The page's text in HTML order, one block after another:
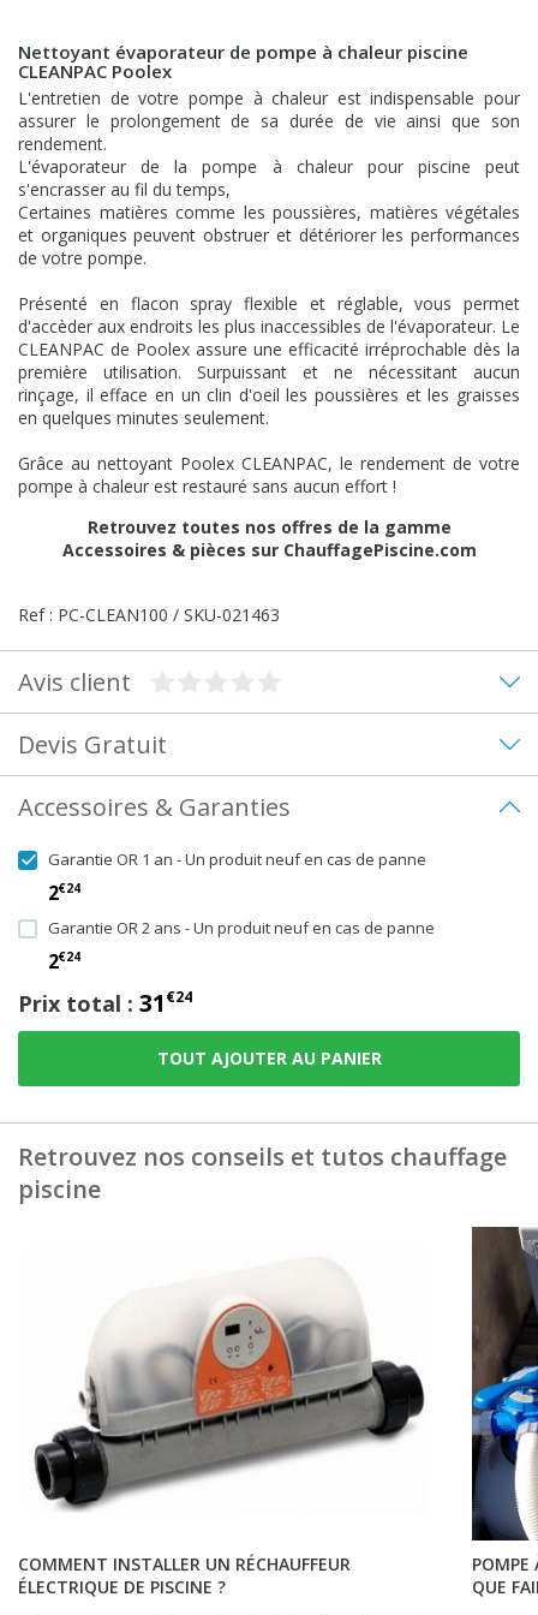
Nettoyant évaporateur de pompe à chaleur piscine
CLEANPAC Poolex
L'entretien de votre pompe à chaleur est indispensable pour
assurer le prolongement de sa durée de vie ainsi que son
rendement.
L'évaporateur de la pompe à chaleur pour piscine peut
s'encrasser au fil du temps,
Certaines matières comme les poussières, matières végétales
et organiques peuvent obstruer et détériorer les performances
de votre pompe.
Présenté en flacon spray flexible et réglable, vous permet
d'accèder aux endroits les plus inaccessibles de l'évaporateur. Le
CLEANPAC de Poolex assure une efficacité irréprochable dès la
première utilisation. Surpuissant et ne nécessitant aucun
rinçage, il efface en un clin d'oeil les poussières et les graisses
en quelques minutes seulement.
Grâce au nettoyant Poolex CLEANPAC, le rendement de votre
pompe à chaleur est restauré sans aucun effort !
Retrouvez toutes nos offres de la gamme
Accessoires & pièces sur ChauffagePiscine.com
Ref : PC-CLEAN100 / SKU-021463
Avis client
Devis Gratuit
Accessoires & Garanties
Garantie OR 1 an - Un produit neuf en cas de panne
2€24
Garantie OR 2 ans - Un produit neuf en cas de panne
2€24
Prix total : 31 €24
TOUT AJOUTER AU PANIER
Retrouvez nos conseils et tutos chauffage
piscine
COMMENT INSTALLER UN RÉCHAUFFEUR
ÉLECTRIQUE DE PISCINE ?
POMPE
QUE